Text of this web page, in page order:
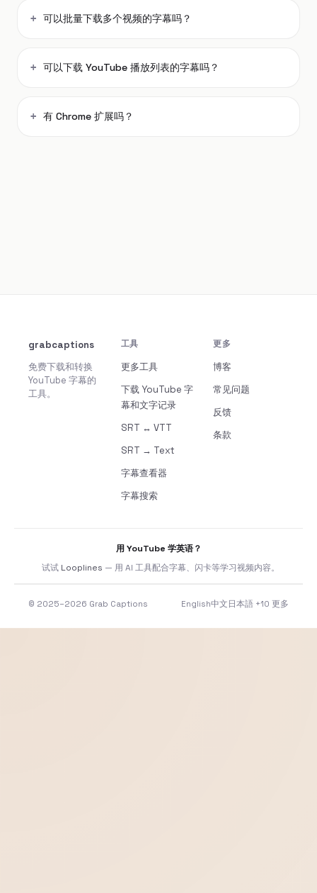
可以批量下载多个视频的字幕吗？
可以下载 YouTube 播放列表的字幕吗？
有 Chrome 扩展吗？
grabcaptions
免费下载和转换
YouTube 字幕的
工具。
工具
更多工具
下载 YouTube 字
幕和文字记录
SRT ↔ VTT
SRT → Text
字幕查看器
字幕搜索
更多
博客
常见问题
反馈
条款
用 YouTube 学英语？
试试 Looplines — 用 AI 工具配合字幕、闪卡等学习视频内容。
© 2025–2026 Grab Captions English中文 日本語 +10 更多